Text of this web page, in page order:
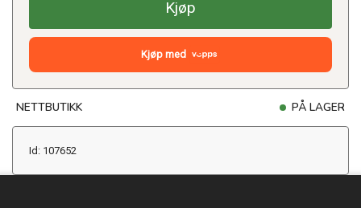
Kjøp
Kjøp med
NETTBUTIKK PÅ LAGER
Id: 107652